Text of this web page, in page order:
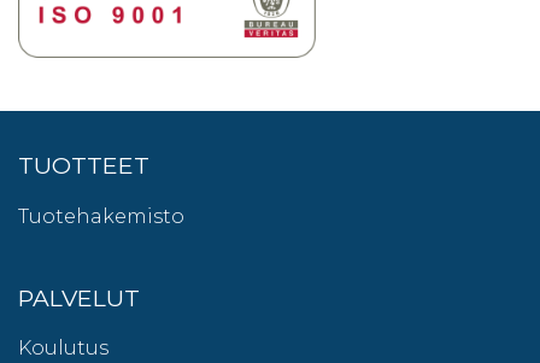
TUOTTEET
Tuotehakemisto
PALVELUT
Koulutus